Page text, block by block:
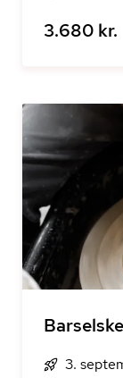
3.680 kr.
3.